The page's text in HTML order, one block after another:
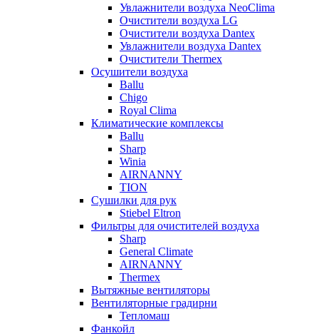
Увлажнители воздуха NeoClima
Очистители воздуха LG
Очистители воздуха Dantex
Увлажнители воздуха Dantex
Очистители Thermex
Осушители воздуха
Ballu
Chigo
Royal Clima
Климатические комплексы
Ballu
Sharp
Winia
AIRNANNY
TION
Сушилки для рук
Stiebel Eltron
Фильтры для очистителей воздуха
Sharp
General Climate
AIRNANNY
Thermex
Вытяжные вентиляторы
Вентиляторные градирни
Тепломаш
Фанкойл